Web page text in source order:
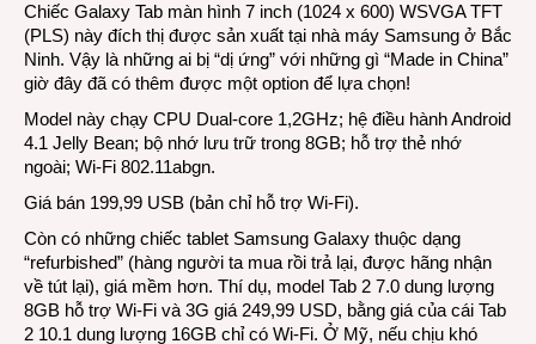
Chiếc Galaxy Tab màn hình 7 inch (1024 x 600) WSVGA TFT
(PLS) này đích thị được sản xuất tại nhà máy Samsung ở Bắc
Ninh. Vậy là những ai bị “dị ứng” với những gì “Made in China”
giờ đây đã có thêm được một option để lựa chọn!
Model này chạy CPU Dual-core 1,2GHz; hệ điều hành Android
4.1 Jelly Bean; bộ nhớ lưu trữ trong 8GB; hỗ trợ thẻ nhớ
ngoài; Wi-Fi 802.11abgn.
Giá bán 199,99 USB (bản chỉ hỗ trợ Wi-Fi).
Còn có những chiếc tablet Samsung Galaxy thuộc dạng
“refurbished” (hàng người ta mua rồi trả lại, được hãng nhận
về tút lại), giá mềm hơn. Thí dụ, model Tab 2 7.0 dung lượng
8GB hỗ trợ Wi-Fi và 3G giá 249,99 USD, bằng giá của cái Tab
2 10.1 dung lượng 16GB chỉ có Wi-Fi. Ở Mỹ, nếu chịu khó